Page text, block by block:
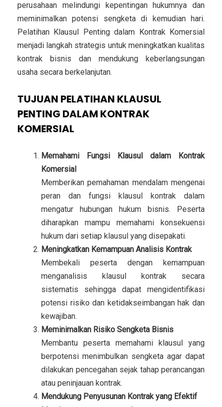
perusahaan melindungi kepentingan hukumnya dan
meminimalkan potensi sengketa di kemudian hari.
Pelatihan Klausul Penting dalam Kontrak Komersial
menjadi langkah strategis untuk meningkatkan kualitas
kontrak bisnis dan mendukung keberlangsungan
usaha secara berkelanjutan.
TUJUAN PELATIHAN KLAUSUL
PENTING DALAM KONTRAK
KOMERSIAL
Memahami Fungsi Klausul dalam Kontrak
Komersial
Memberikan pemahaman mendalam mengenai
peran dan fungsi klausul kontrak dalam
mengatur hubungan hukum bisnis. Peserta
diharapkan mampu memahami konsekuensi
hukum dari setiap klausul yang disepakati.
Meningkatkan Kemampuan Analisis Kontrak
Membekali peserta dengan kemampuan
menganalisis klausul kontrak secara
sistematis sehingga dapat mengidentifikasi
potensi risiko dan ketidakseimbangan hak dan
kewajiban.
Meminimalkan Risiko Sengketa Bisnis
Membantu peserta memahami klausul yang
berpotensi menimbulkan sengketa agar dapat
dilakukan pencegahan sejak tahap perancangan
atau peninjauan kontrak.
Mendukung Penyusunan Kontrak yang Efektif